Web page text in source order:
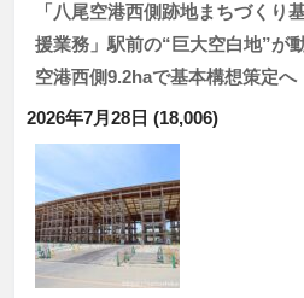
「八尾空港西側跡地まちづくり
援業務」駅前の“巨大空白地”
空港西側9.2haで基本構想策定へ
2026年7月28日 (18,006)